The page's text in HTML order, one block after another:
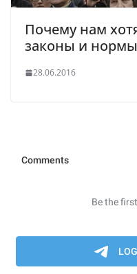
Почему нам
законы и
28.06.2016